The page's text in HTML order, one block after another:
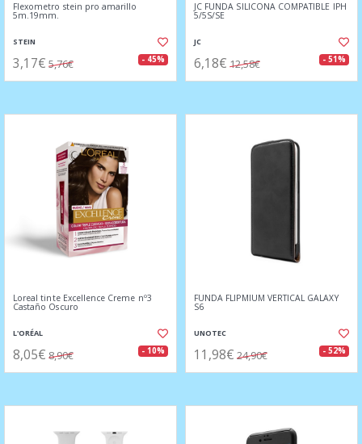
Flexometro stein pro amarillo
5m.19mm.
STEIN
3,17€ 5,76€ - 45%
JC FUNDA SILICONA COMPATIBLE IPH
5/5S/SE
JC
6,18€ 12,58€ - 51%
Loreal tinte Excellence Creme nº3
Castaño Oscuro
L'ORÉAL
8,05€ 8,90€ - 10%
FUNDA FLIPMIUM VERTICAL GALAXY
S6
UNOTEC
11,98€ 24,90€ - 52%